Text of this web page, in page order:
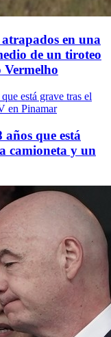
en una
de un tiroteo
que está
camioneta y un